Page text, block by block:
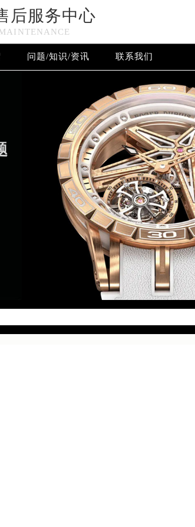
www.sjmbwxgs.com/wp-content/themes/
wp-content/themes/
后服务中心
问题/知识/资讯
联系我们
您服务！
countryt/two/www.sjmbwxgs.com/wp-